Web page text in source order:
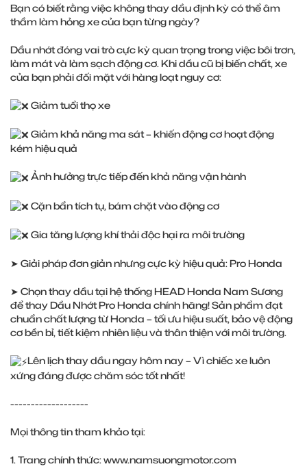
Bạn có biết rằng việc không thay dầu định kỳ có thể âm
thầm làm hỏng xe của bạn từng ngày?
Dầu nhớt đóng vai trò cực kỳ quan trọng trong việc bôi trơn,
làm mát và làm sạch động cơ. Khi dầu cũ bị biến chất, xe
của bạn phải đối mặt với hàng loạt nguy cơ:
Giảm tuổi thọ xe
Giảm khả năng ma sát – khiến động cơ hoạt động
kém hiệu quả
Ảnh hưởng trực tiếp đến khả năng vận hành
Cặn bẩn tích tụ, bám chặt vào động cơ
Gia tăng lượng khí thải độc hại ra môi trường
➤ Giải pháp đơn giản nhưng cực kỳ hiệu quả: Pro Honda
➤ Chọn thay dầu tại hệ thống HEAD Honda Nam Sương
để thay Dầu Nhớt Pro Honda chính hãng! Sản phẩm đạt
chuẩn chất lượng từ Honda – tối ưu hiệu suất, bảo vệ động
cơ bền bỉ, tiết kiệm nhiên liệu và thân thiện với môi trường.
Lên lịch thay dầu ngay hôm nay – Vì chiếc xe luôn
xứng đáng được chăm sóc tốt nhất!
-------------------
Mọi thông tin tham khảo tại:
1. Trang chính thức:www.namsuongmotor.com